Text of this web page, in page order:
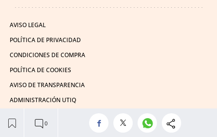
AVISO LEGAL
POLÍTICA DE PRIVACIDAD
CONDICIONES DE COMPRA
POLÍTICA DE COOKIES
AVISO DE TRANSPARENCIA
ADMINISTRACIÓN UTIQ